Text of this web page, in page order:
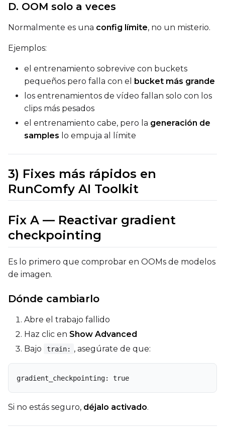
D. OOM solo a veces
Normalmente es una config límite, no un misterio.
Ejemplos:
el entrenamiento sobrevive con buckets
pequeños pero falla con el
bucket más grande
los entrenamientos de vídeo fallan solo con los
clips más pesados
el entrenamiento cabe, pero la generación de
samples lo empuja al límite
3) Fixes más rápidos en
RunComfy AI Toolkit
Fix A — Reactivar gradient
checkpointing
Es lo primero que comprobar en OOMs de modelos
de imagen.
Dónde cambiarlo
Abre el trabajo fallido
Haz clic en Show Advanced
Bajo
train: , asegúrate de que:
gradient_checkpointing: true
Si no estás seguro, déjalo activado.